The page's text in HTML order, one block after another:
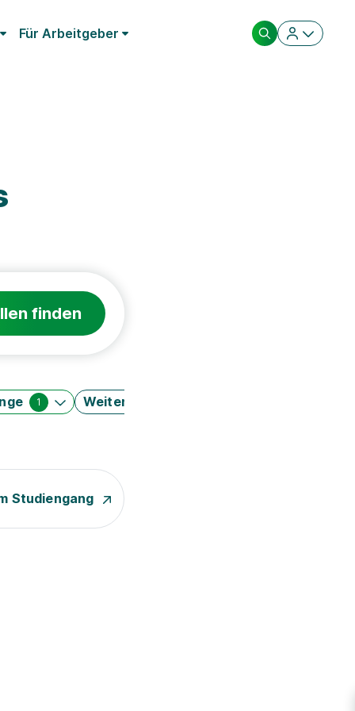
Für Arbeitgeber
finden
1 Weitere Filter
Studiengang